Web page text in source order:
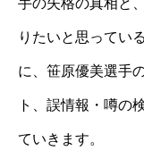
手の失格の真相と
りたいと思ってい
に、笹原優美選手
ト、誤情報・噂の
ていきます。